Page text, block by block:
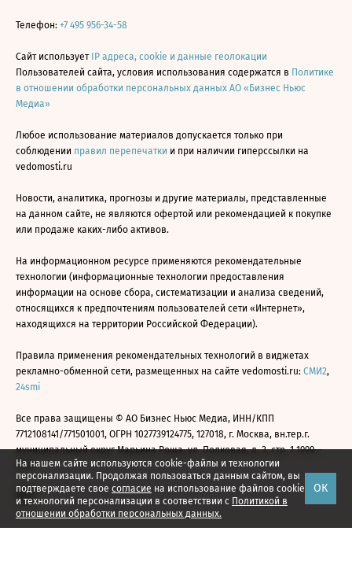
На нашем сайте используются cookie-файлы и технологии
персонализации. Продолжая пользоваться данным сайтом, вы
подтверждаете свое согласие на использование файлов cookie
и технологий персонализации в соответствии с Политикой в
отношении обработки персональных данных.
ОК
Телефон: +7 495 956-34-58
Сайт использует IP адреса, cookie и данные геолокации
Пользователей сайта, условия использования содержатся в Политике
в отношении обработки персональных данных АО «Бизнес Ньюс
Медиа»
Любое использование материалов допускается только при
соблюдении правил перепечатки и при наличии гиперссылки на
vedomosti.ru
Новости, аналитика, прогнозы и другие материалы, представленные
на данном сайте, не являются офертой или рекомендацией к покупке
или продаже каких-либо активов.
На информационном ресурсе применяются рекомендательные
технологии (информационные технологии предоставления
информации на основе сбора, систематизации и анализа сведений,
относящихся к предпочтениям пользователей сети «Интернет»,
находящихся на территории Российской Федерации).
Правила применения рекомендательных технологий в виджетах
рекламно-обменной сети, размещенных на сайте vedomosti.ru: СМИ2,
24smi
Все права защищены © АО Бизнес Ньюс Медиа, ИНН/КПП
7712108141/771501001, ОГРН 1027739124775, 127018, г. Москва, вн.тер.г.
муниципальный округ Марьина Роща, ул. Полковая, д. 3, стр. 1 1999—
2026